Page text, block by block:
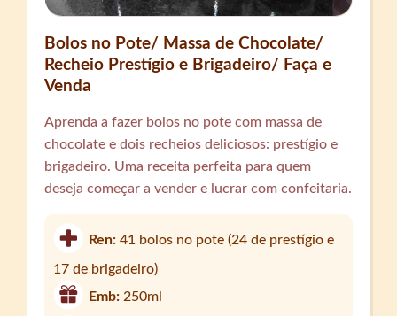
Bolos no Pote/ Massa de Chocolate/
Recheio Prestígio e Brigadeiro/ Faça e
Venda
Aprenda a fazer bolos no pote com massa de
chocolate e dois recheios deliciosos: prestígio e
brigadeiro. Uma receita perfeita para quem
deseja começar a vender e lucrar com confeitaria.
Ren:41 bolos no pote (24 de prestígio e
17 de brigadeiro)
Emb: 250ml